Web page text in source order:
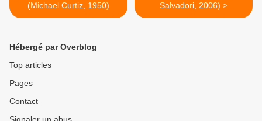
(Michael Curtiz, 1950)
Salvadori, 2006) >
Hébergé par Overblog
Top articles
Pages
Contact